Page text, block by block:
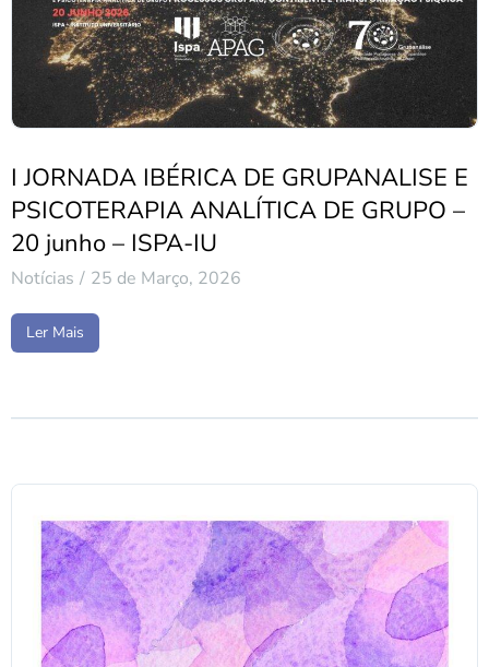
I JORNADA IBÉRICA DE GRUPANALISE E
PSICOTERAPIA ANALÍTICA DE GRUPO –
20 junho – ISPA-IU
Notícias 25 de Março, 2026
Ler Mais